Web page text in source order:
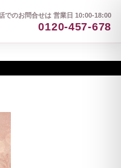
でのお問合せは 営業日 10:00-18:00
0120-457-678